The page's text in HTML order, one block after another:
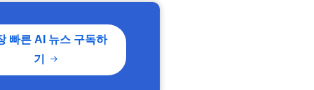
빠른 AI 뉴스 구독하
기